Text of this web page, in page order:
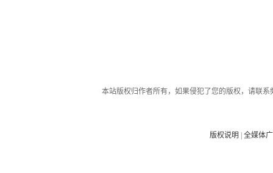
本站版权归作者所有，如果侵犯了您的版权，请联
版权说明 |全媒体